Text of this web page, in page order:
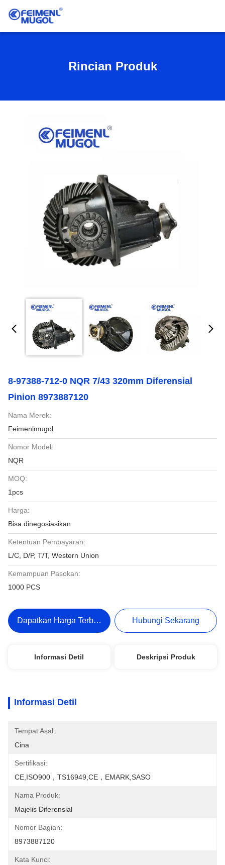
Rincian Produk
8-97388-712-0 NQR 7/43 320mm Diferensial
Pinion 8973887120
Nama Merek:
Feimenlmugol
Nomor Model:
NQR
MOQ:
1pcs
Harga:
Bisa dinegosiasikan
Ketentuan Pembayaran:
L/C, D/P, T/T, Western Union
Kemampuan Pasokan:
1000 PCS
Dapatkan Harga Terbaik Hubungi Sekarang
Informasi Detil Deskripsi Produk
Informasi Detil
Tempat Asal:
Cina
Sertifikasi:
CE,ISO900，TS16949,CE，EMARK,SASO
Nama Produk:
Majelis Diferensial
Nomor Bagian:
8973887120
Kata Kunci: